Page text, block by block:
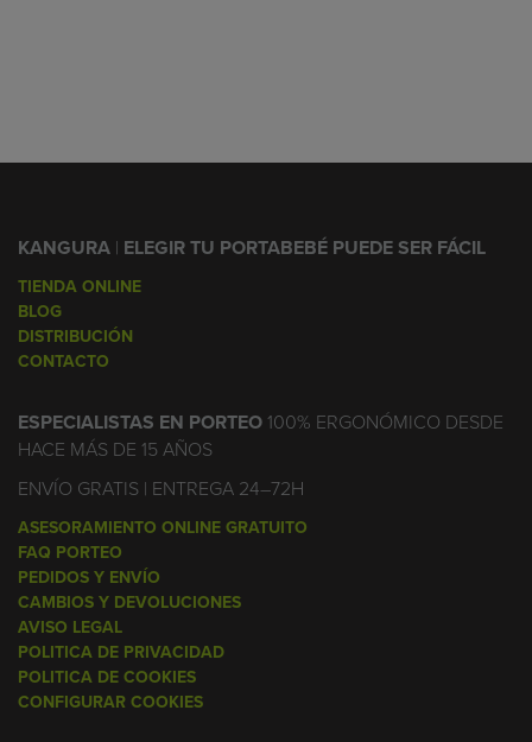
KANGURA | ELEGIR TU PORTABEBÉ PUEDE SER FÁCIL
TIENDA ONLINE
BLOG
DISTRIBUCIÓN
CONTACTO
ESPECIALISTAS EN PORTEO100% ERGONÓMICO DESDE
HACE MÁS DE 15 AÑOS
ENVÍO GRATIS | ENTREGA 24–72H
ASESORAMIENTO ONLINE GRATUITO
FAQ PORTEO
PEDIDOS Y ENVÍO
CAMBIOS Y DEVOLUCIONES
AVISO LEGAL
POLITICA DE PRIVACIDAD
POLITICA DE COOKIES
CONFIGURAR COOKIES